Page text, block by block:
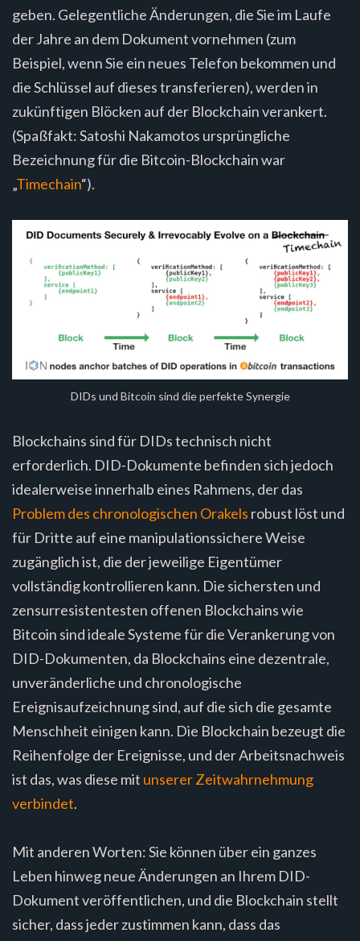
geben. Gelegentliche Änderungen, die Sie im Laufe
der Jahre an dem Dokument vornehmen (zum
Beispiel, wenn Sie ein neues Telefon bekommen und
die Schlüssel auf dieses transferieren), werden in
zukünftigen Blöcken auf der Blockchain verankert.
(Spaßfakt: Satoshi Nakamotos ursprüngliche
Bezeichnung für die Bitcoin-Blockchain war
„Timechain“).
DIDs und Bitcoin sind die perfekte Synergie
Blockchains sind für DIDs technisch nicht
erforderlich. DID-Dokumente befinden sich jedoch
idealerweise innerhalb eines Rahmens, der das
Problem des chronologischen Orakels robust löst und
für Dritte auf eine manipulationssichere Weise
zugänglich ist, die der jeweilige Eigentümer
vollständig kontrollieren kann. Die sichersten und
zensurresistentesten offenen Blockchains wie
Bitcoin sind ideale Systeme für die Verankerung von
DID-Dokumenten, da Blockchains eine dezentrale,
unveränderliche und chronologische
Ereignisaufzeichnung sind, auf die sich die gesamte
Menschheit einigen kann. Die Blockchain bezeugt die
Reihenfolge der Ereignisse, und der Arbeitsnachweis
ist das, was diese mit unserer Zeitwahrnehmung
verbindet.
Mit anderen Worten: Sie können über ein ganzes
Leben hinweg neue Änderungen an Ihrem DID-
Dokument veröffentlichen, und die Blockchain stellt
sicher, dass jeder zustimmen kann, dass das